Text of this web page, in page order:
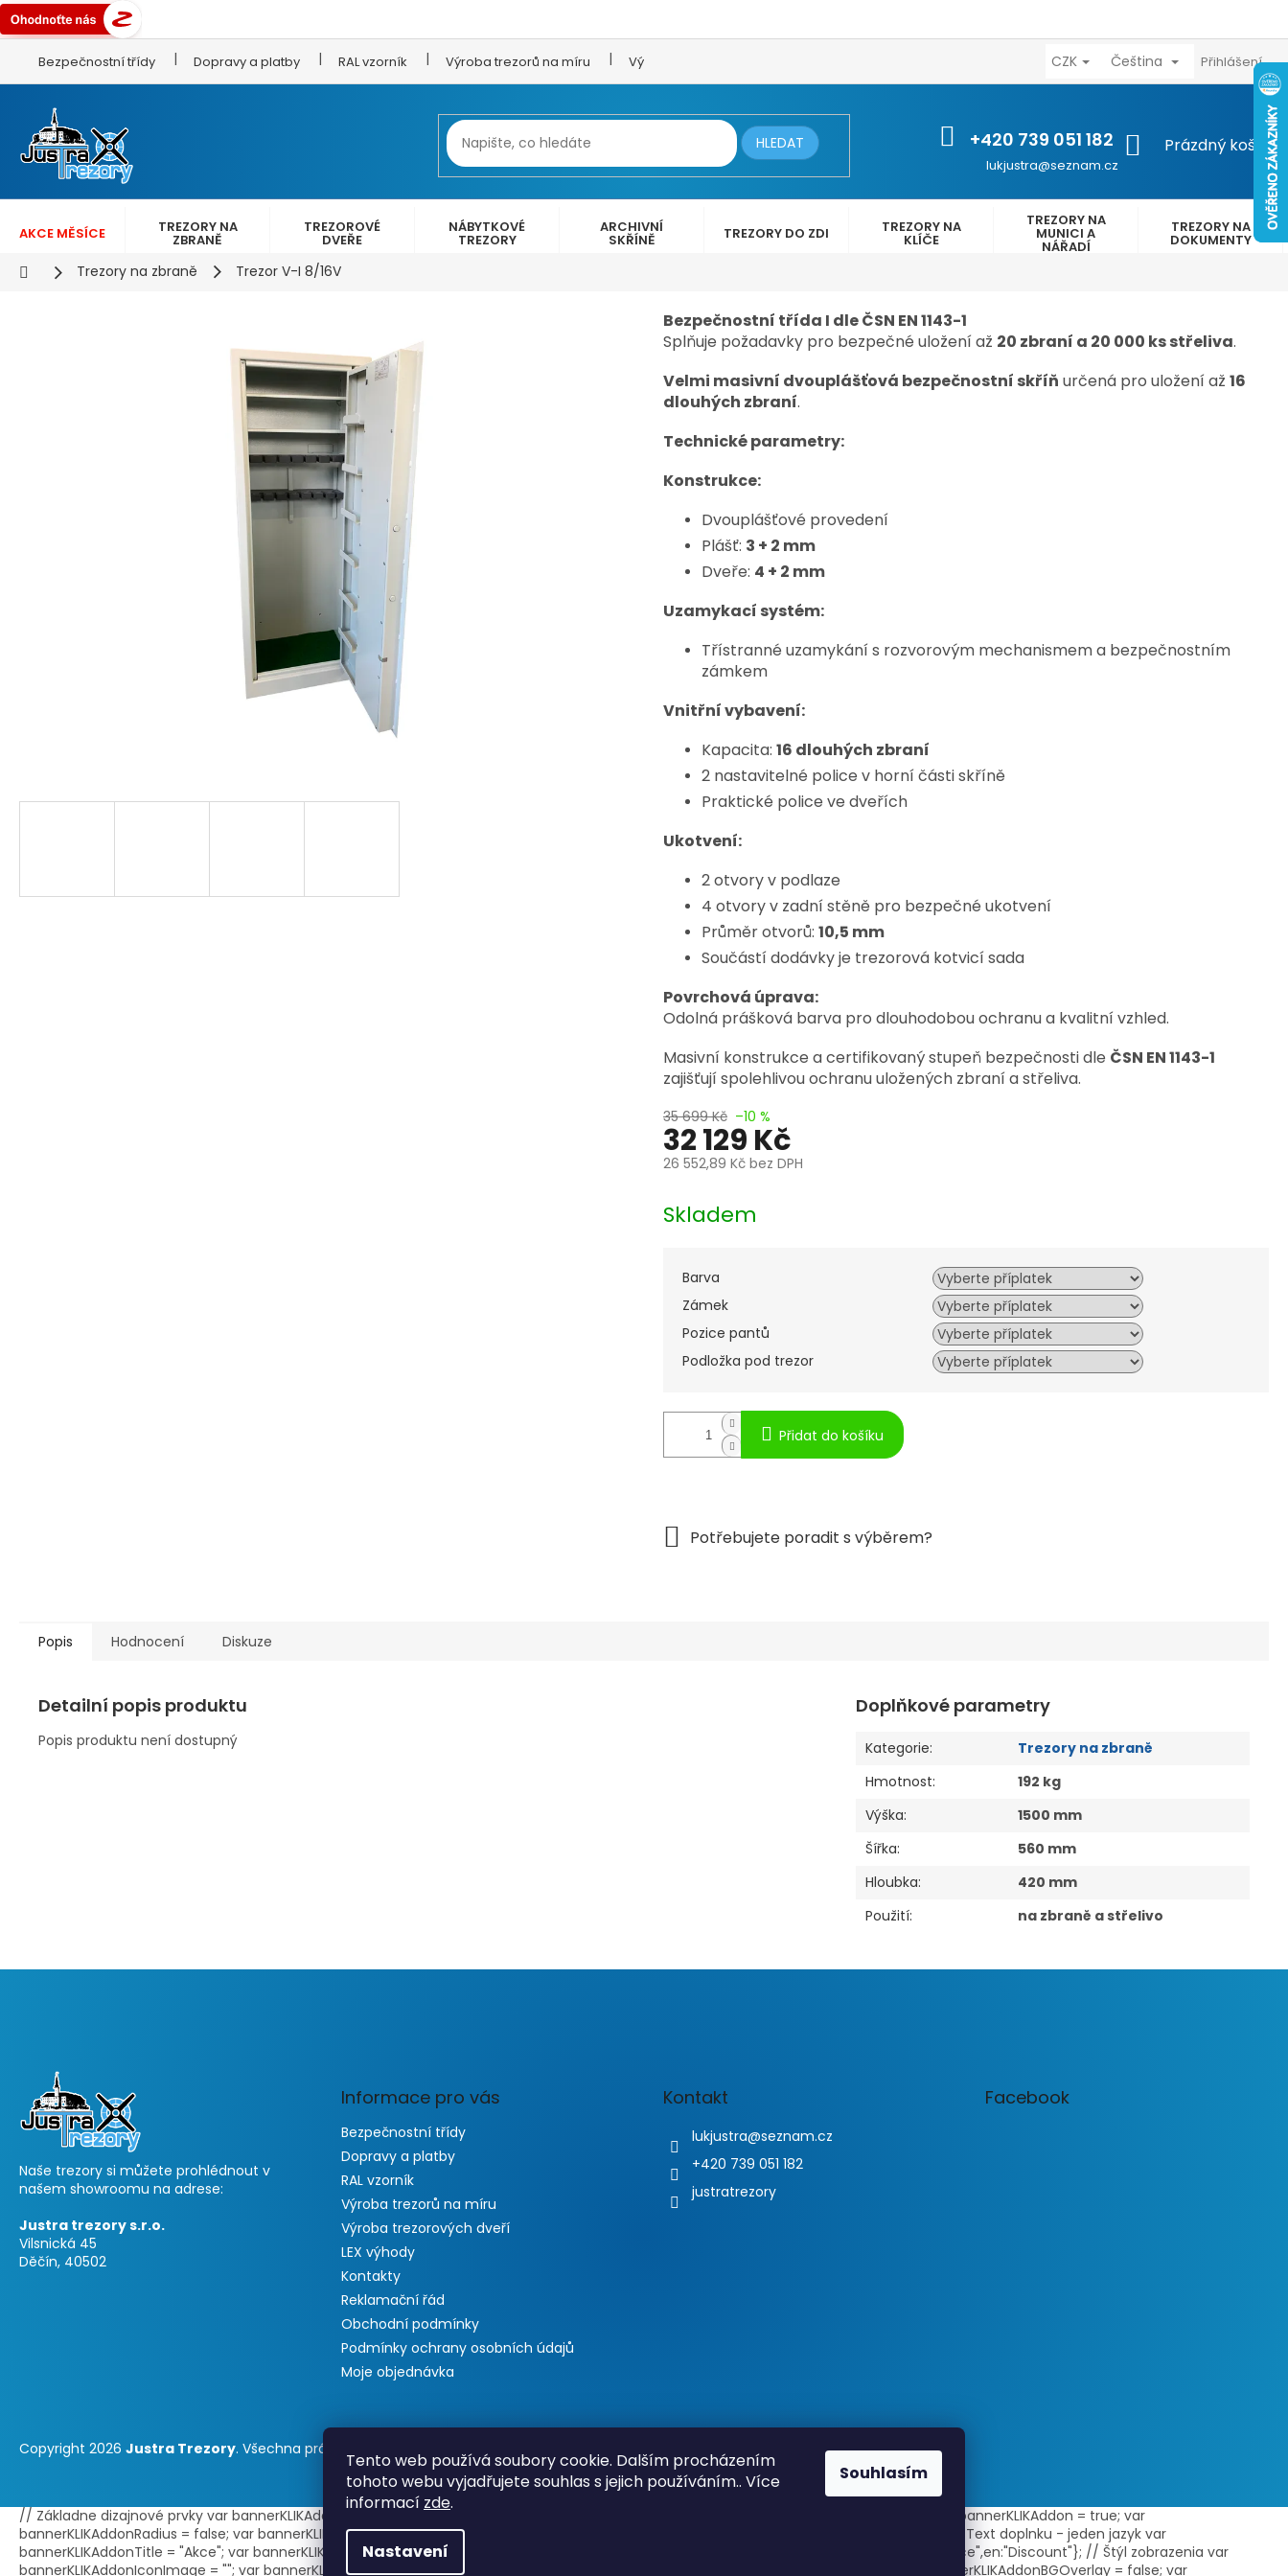
Tento web používá soubory cookie. Dalším procházením
tohoto webu vyjadřujete souhlas s jejich používáním.. Více
informací zde.
Nastavení
Souhlasím
obsah
+420 739 051 182
lukjustra@seznam.cz
Bezpečnostní třídy Dopravy a platby RAL vzorník Výroba trezorů na míru Výroba trezorových dveří Reklamační řád Obchodní
CZK Čeština Přihlášení
HLEDAT
NÁKUPNÍ
Prázdný košík
AKCE MĚSÍCE TREZORY NA
ZBRANĚ
TREZOROVÉ
DVEŘE
NÁBYTKOVÉ
TREZORY
ARCHIVNÍ
SKŘÍNĚ TREZORY DO ZDI TREZORY NA
KLÍČE
TREZORY NA
MUNICI A
NÁŘADÍ
TREZORY NA
DOKUMENTY
DomůTrezory na zbraně Trezor V-I 8/16V
35 699 Kč –10 %
32 129 Kč
26 552,89 Kč bez DPH
cena:
Skladem
Barva
Zámek
Pozice pantů
Podložka pod trezor
Přidat do košíku
Bezpečnostní třída I dle ČSN EN 1143-1
Splňuje požadavky pro bezpečné uložení až 20 zbraní a 20 000 ks střeliva.
Velmi masivní dvouplášťová bezpečnostní skříň určená pro uložení až 16
dlouhých zbraní.
Technické parametry:
Konstrukce:
Dvouplášťové provedení
Plášť: 3 + 2 mm
Dveře: 4 + 2 mm
Uzamykací systém:
Třístranné uzamykání s rozvorovým mechanismem a bezpečnostním
zámkem
Vnitřní vybavení:
Kapacita: 16 dlouhých zbraní
2 nastavitelné police v horní části skříně
Praktické police ve dveřích
Ukotvení:
2 otvory v podlaze
4 otvory v zadní stěně pro bezpečné ukotvení
Průměr otvorů: 10,5 mm
Součástí dodávky je trezorová kotvicí sada
Povrchová úprava:
Odolná prášková barva pro dlouhodobou ochranu a kvalitní vzhled.
Masivní konstrukce a certifikovaný stupeň bezpečnosti dle ČSN EN 1143-1
zajišťují spolehlivou ochranu uložených zbraní a střeliva.
Popis Hodnocení Diskuze
Detailní popis produktu
Popis produktu není dostupný
Doplňkové parametry
Kategorie:
Trezory na zbraně
Hmotnost:
192 kg
Výška:
1500 mm
Šířka:
560 mm
Hloubka:
420 mm
Použití: na zbraně a střelivo
Naše trezory si můžete prohlédnout v
našem showroomu na adrese:
Justra trezory s.r.o.
Vilsnická 45
Děčín, 40502
Informace pro vás
Bezpečnostní třídy
Dopravy a platby
RAL vzorník
Výroba trezorů na míru
Výroba trezorových dveří
LEX výhody
Kontakty
Reklamační řád
Obchodní podmínky
Podmínky ochrany osobních údajů
Moje objednávka
Kontakt
lukjustra@seznam.cz
+420 739 051 182
justratrezory
Facebook
Copyright 2026 Justra Trezory. Všechna práva vyhrazena.
// Základne dizajnové prvky var bannerKLIKAddonPosition = 0; var bannerKLIKAddonLinkHref = "https://www.justratrezory.cz/akcni-zbozi/"; var bannerKLIKAddon = true; var
bannerKLIKAddonRadius = false; var bannerKLIKAddonBorder = true; var bannerKLIKAddonLink = true; var bannerKLIKAddonLinkExternal = true; // Text doplnku - jeden jazyk var
bannerKLIKAddonTitle = "Akce"; var bannerKLIKAddonText = ""; // Text doplnku - viac jazykov var bannerKLIKAddonTitleLang = {sk:"Akcia",cs:"Akce",en:"Discount"}; // Štýl zobrazenia var
bannerKLIKAddonIconImage = ""; var bannerKLIKAddonBGImage = ""; var bannerKLIKAddonIcon = true; var bannerKLIKAddonBG = true; var bannerKLIKAddonBGOverlay = false; var